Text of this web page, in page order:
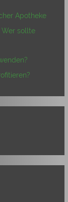
Apotheke
Wer sollte